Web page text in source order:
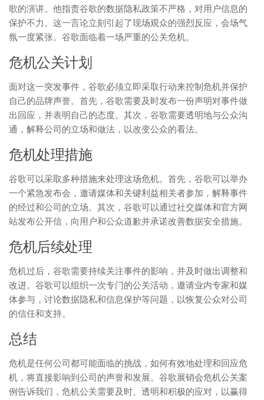
歌的演讲。他指责谷歌的数据隐私政策不严格，对用户信息的
保护不力。这一言论立刻引起了现场观众的强烈反应，会场气
氛一度紧张。谷歌面临着一场严重的公关危机。
危机公关计划
面对这一突发事件，谷歌必须立即采取行动来控制危机并保护
自己的品牌声誉。首先，谷歌需要及时发布一份声明对事件做
出回应，并表明自己的态度。其次，谷歌需要透明地与公众沟
通，解释公司的立场和做法，以改变公众的看法。
危机处理措施
谷歌可以采取多种措施来处理这场危机。首先，谷歌可以举办
一个紧急发布会，邀请媒体和关键利益相关者参加，解释事件
的经过和公司的立场。其次，谷歌可以通过社交媒体和官方网
站发布公开信，向用户和公众道歉并承诺改善数据安全措施。
危机后续处理
危机过后，谷歌需要持续关注事件的影响，并及时做出调整和
改进。谷歌可以组织一次专门的公关活动，邀请业内专家和媒
体参与，讨论数据隐私和信息保护等问题，以恢复公众对公司
的信任和支持。
总结
危机是任何公司都可能面临的挑战，如何有效地处理和回应危
机，将直接影响到公司的声誉和发展。谷歌展销会危机公关案
例告诉我们，危机公关需要及时、透明和积极的应对，以赢得